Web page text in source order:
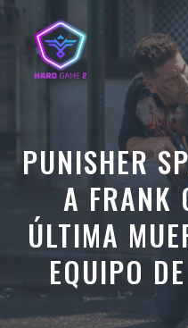
Saltar
contenido
PUNISHER
A FRANK
ÚLTIMA
EQUIPO